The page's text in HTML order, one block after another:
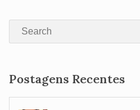
Search
Postagens Recentes